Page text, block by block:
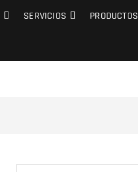
SERVICIOS PRODUCTOS